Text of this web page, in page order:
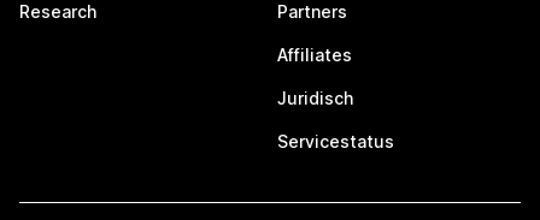
Research Partners
Affiliates
Juridisch
Servicestatus